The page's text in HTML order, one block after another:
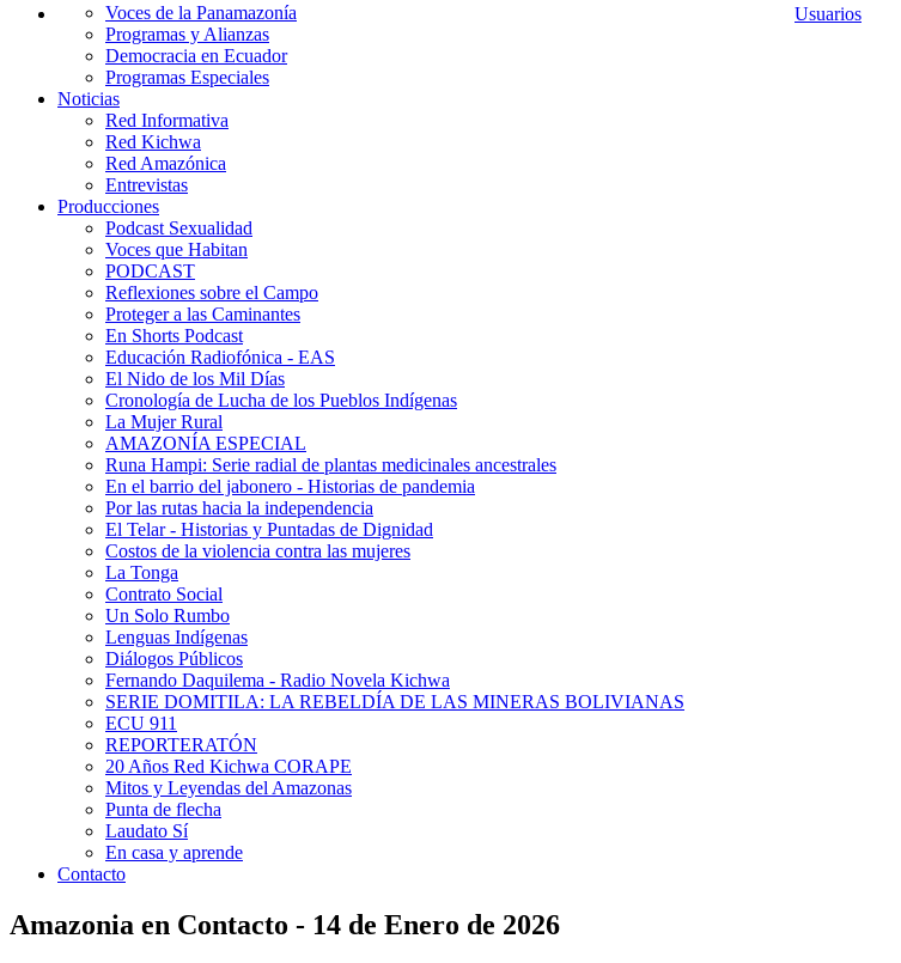
Usuarios
Voces de la Panamazonía
Programas y Alianzas
Democracia en Ecuador
Programas Especiales
Noticias
Red Informativa
Red Kichwa
Red Amazónica
Entrevistas
Producciones
Podcast Sexualidad
Voces que Habitan
PODCAST
Reflexiones sobre el Campo
Proteger a las Caminantes
En Shorts Podcast
Educación Radiofónica - EAS
El Nido de los Mil Días
Cronología de Lucha de los Pueblos Indígenas
La Mujer Rural
AMAZONÍA ESPECIAL
Runa Hampi: Serie radial de plantas medicinales ancestrales
En el barrio del jabonero - Historias de pandemia
Por las rutas hacia la independencia
El Telar - Historias y Puntadas de Dignidad
Costos de la violencia contra las mujeres
La Tonga
Contrato Social
Un Solo Rumbo
Lenguas Indígenas
Diálogos Públicos
Fernando Daquilema - Radio Novela Kichwa
SERIE DOMITILA: LA REBELDÍA DE LAS MINERAS BOLIVIANAS
ECU 911
REPORTERATÓN
20 Años Red Kichwa CORAPE
Mitos y Leyendas del Amazonas
Punta de flecha
Laudato Sí
En casa y aprende
Contacto
Amazonia en Contacto - 14 de Enero de 2026